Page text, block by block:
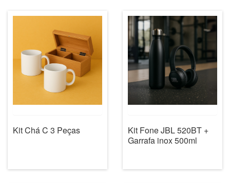
Kit Chá C 3 Peças
Kit Fone JBL 520BT +
Garrafa inox 500ml